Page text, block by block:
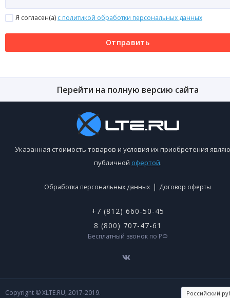
Я согласен(a) с политикой обработки персональных данных
Отправить
Перейти на полную версию сайта
Указанная стоимость товаров и условия их приобретения
публичной офертой.
Обработка персональных данных | Договор оферты
+7 (812) 660-50-45
8 (800) 707-47-61
Бесплатный звонок по РФ
Copyright © XLTE.RU, 2017-2019.